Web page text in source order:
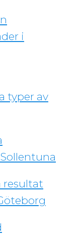
i
typer av
resultat